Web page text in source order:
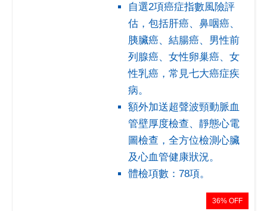
自選2項癌症指數風險評
估，包括肝癌、鼻咽癌、
胰臟癌、結腸癌、男性前
列腺癌、女性卵巢癌、女
性乳癌，常見七大癌症疾
病。
額外加送超聲波頸動脈血
管壁厚度檢查、靜態心電
圖檢查，全方位檢測心臟
及心血管健康狀況。
體檢項數：78項。
36% OFF